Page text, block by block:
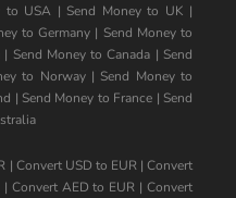
to USA | Send Money to UK |
to Germany | Send Money to
| Send Money to Canada | Send
to Norway| Send Money to
| Send Money to France | Send
| Convert USD to EUR|Convert
| Convert AED to EUR |Convert